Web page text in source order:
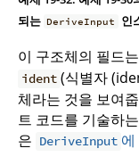
되는 DeriveInput 인
이 구조체의 필드
ident (식별자
체라는 것을 보여
트 코드를 기술하
은 DeriveInput